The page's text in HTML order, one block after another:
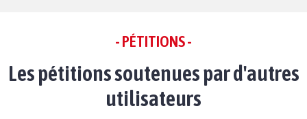
- PÉTITIONS -
Les pétitions soutenues par d'autres
utilisateurs